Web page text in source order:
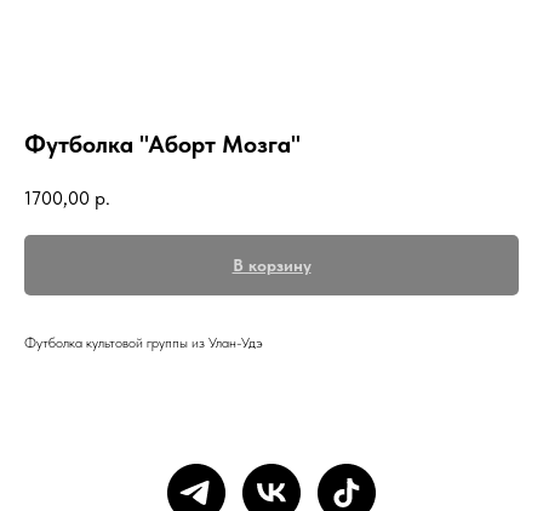
Футболка "Аборт Мозга"
1700,00 р.
В корзину
Футболка культовой группы из Улан-Удэ